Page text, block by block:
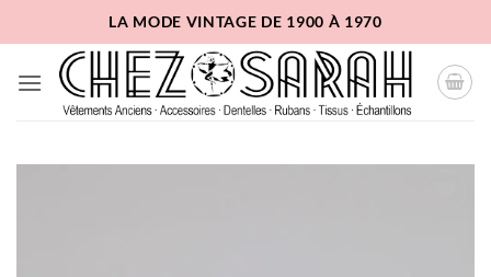
au
contenu
LA MODE VINTAGE DE 1900 À 1970